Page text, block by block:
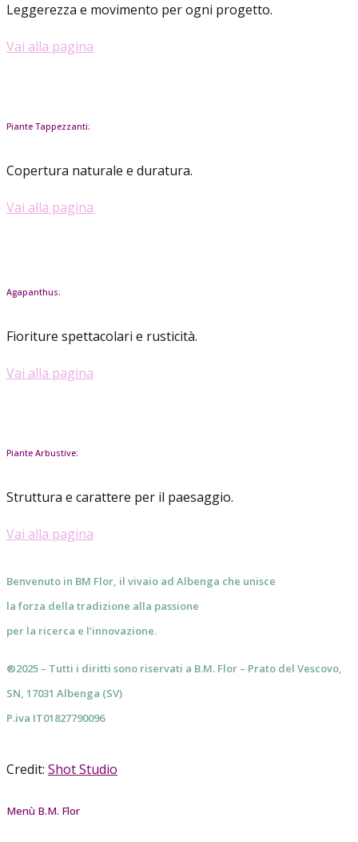
Leggerezza e movimento per ogni progetto.
Vai alla pagina
Piante Tappezzanti:
Copertura naturale e duratura.
Vai alla pagina
Agapanthus:
Fioriture spettacolari e rusticità.
Vai alla pagina
Piante Arbustive:
Struttura e carattere per il paesaggio.
Vai alla pagina
Benvenuto in BM Flor, il vivaio ad Albenga che unisce
la forza della tradizione alla passione
per la ricerca e l’innovazione.
®2025 – Tutti i diritti sono riservati a B.M. Flor – Prato del Vescovo,
SN, 17031 Albenga (SV)
P.iva IT01827790096
Credit: Shot Studio
Menù B.M. Flor